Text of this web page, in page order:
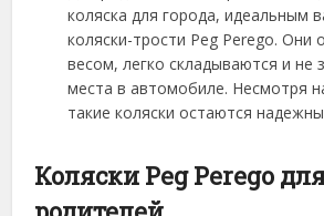
коляска для города, идеальным
коляски-трости Peg Perego. Они
весом, легко складываются и не
места в автомобиле. Несмотря
такие коляски остаются
Коляски Peg Perego